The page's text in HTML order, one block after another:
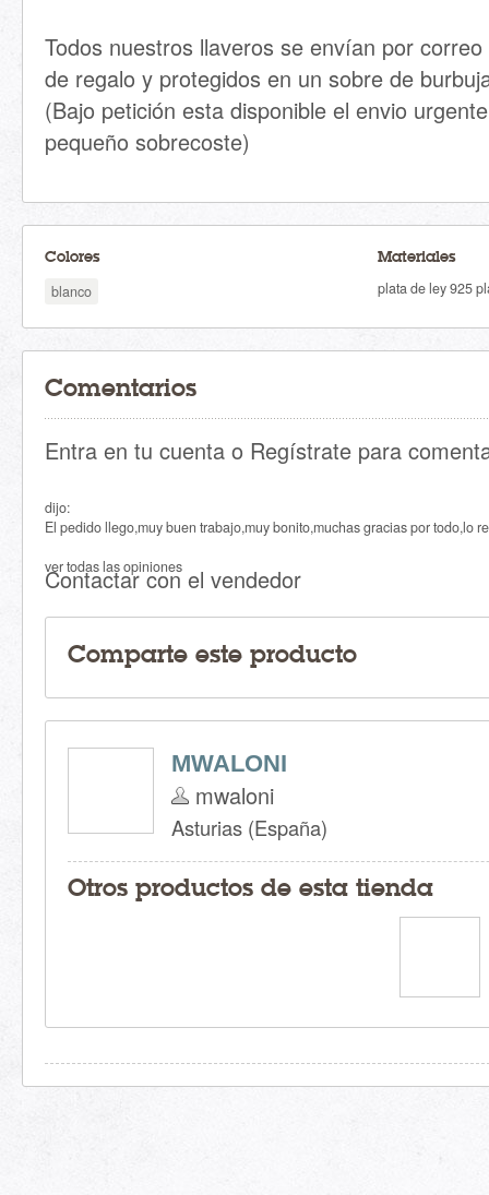
Todos nuestros llaveros se envían por
de regalo y protegidos en un sobre de
(Bajo petición esta disponible el envio
pequeño sobrecoste)
Colores
blanco
Materiales
plata de ley 925
Comentarios
Entra en tu cuenta o Regístrate para
dijo:
El pedido llego,muy buen trabajo,muy bonito,muchas gracias por todo,lo
ver todas las opiniones
Contactar con el vendedor
Comparte este producto
MWALONI
mwaloni
Asturias (España)
Otros productos de esta tienda